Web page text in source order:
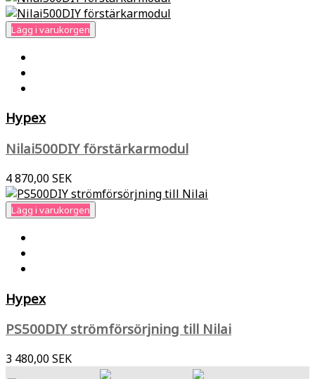
Lägg i varukorgen
Hypex
Nilai500DIY förstärkarmodul
4 870,00 SEK
Lägg i varukorgen
Hypex
PS500DIY strömförsörjning till Nilai
3 480,00 SEK